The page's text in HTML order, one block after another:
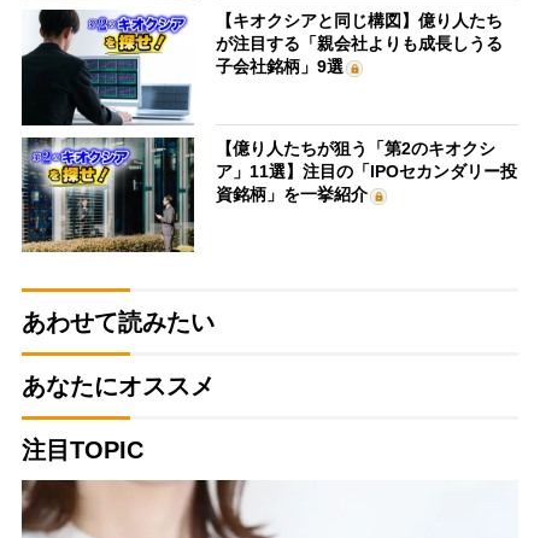
【キオクシアと同じ構図】億り人たち
が注目する「親会社よりも成長しうる
子会社銘柄」9選
【億り人たちが狙う「第2のキオクシ
ア」11選】注目の「IPOセカンダリー投
資銘柄」を一挙紹介
あわせて読みたい
あなたにオススメ
注目TOPIC